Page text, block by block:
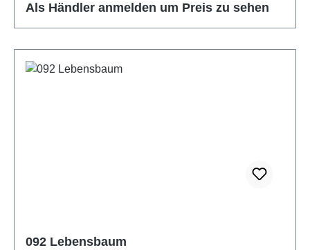
Als Händler anmelden um Preis zu sehen
092 Lebensbaum